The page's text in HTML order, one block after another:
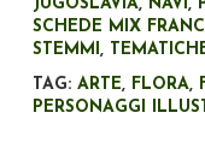
JUGOSLAVIA, NAVI ,
SCHEDE MIX
STEMMI ,
TAG: ARTE, FLORA,
PERSONAGGI